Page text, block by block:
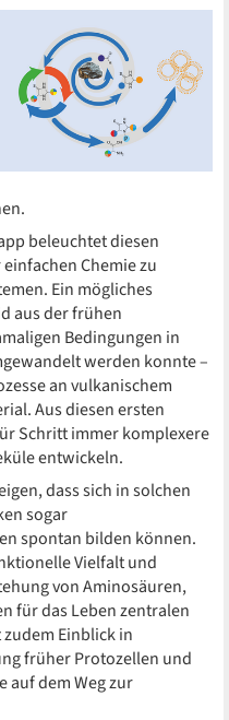
beleuchtet diesen
Chemie zu
Ein mögliches
aus der frühen
Bedingungen in
werden konnte –
an vulkanischem
Aus diesen ersten
Schritt immer komplexere
entwickeln.
dass sich in solchen
sogar
spontan bilden können.
Vielfalt und
von Aminosäuren,
für das Leben zentralen
Einblick in
früher Protozellen und
auf dem Weg zur